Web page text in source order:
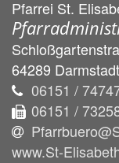
Pfarrei St.
64289 Darmstadt
06151 /
06151 /
www.St-